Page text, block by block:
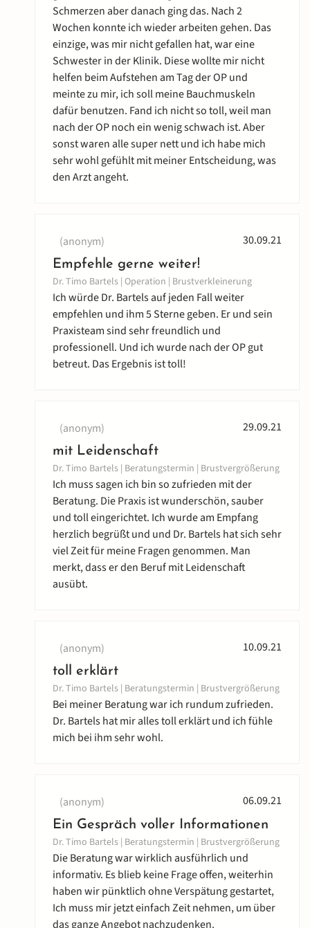
Schmerzen aber danach ging das. Nach 2
Wochen konnte ich wieder arbeiten gehen. Das
einzige, was mir nicht gefallen hat, war eine
Schwester in der Klinik. Diese wollte mir nicht
helfen beim Aufstehen am Tag der OP und
meinte zu mir, ich soll meine Bauchmuskeln
dafür benutzen. Fand ich nicht so toll, weil man
nach der OP noch ein wenig schwach ist. Aber
sonst waren alle super nett und ich habe mich
sehr wohl gefühlt mit meiner Entscheidung, was
den Arzt angeht.
(anonym) 30.09.21
Empfehle gerne weiter!
Dr. Timo Bartels | Operation | Brustverkleinerung
Ich würde Dr. Bartels auf jeden Fall weiter
empfehlen und ihm 5 Sterne geben. Er und sein
Praxisteam sind sehr freundlich und
professionell. Und ich wurde nach der OP gut
betreut. Das Ergebnis ist toll!
(anonym) 29.09.21
mit Leidenschaft
Dr. Timo Bartels | Beratungstermin | Brustvergrößerung
Ich muss sagen ich bin so zufrieden mit der
Beratung. Die Praxis ist wunderschön, sauber
und toll eingerichtet. Ich wurde am Empfang
herzlich begrüßt und und Dr. Bartels hat sich sehr
viel Zeit für meine Fragen genommen. Man
merkt, dass er den Beruf mit Leidenschaft
ausübt.
(anonym) 10.09.21
toll erklärt
Dr. Timo Bartels | Beratungstermin | Brustvergrößerung
Bei meiner Beratung war ich rundum zufrieden.
Dr. Bartels hat mir alles toll erklärt und ich fühle
mich bei ihm sehr wohl.
(anonym) 06.09.21
Ein Gespräch voller Informationen
Dr. Timo Bartels | Beratungstermin | Brustvergrößerung
Die Beratung war wirklich ausführlich und
informativ. Es blieb keine Frage offen, weiterhin
haben wir pünktlich ohne Verspätung gestartet,
Ich muss mir jetzt einfach Zeit nehmen, um über
das ganze Angebot nachzudenken.